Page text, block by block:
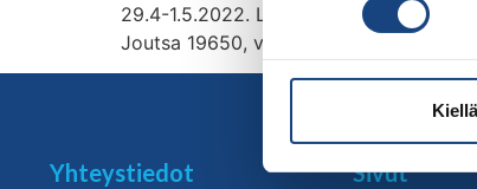
Kiellä
29.4-1.5.2022. Leirin valmennuksesta
Joutsa 19650, vanha yläasteen
Yhteystiedot Sivut